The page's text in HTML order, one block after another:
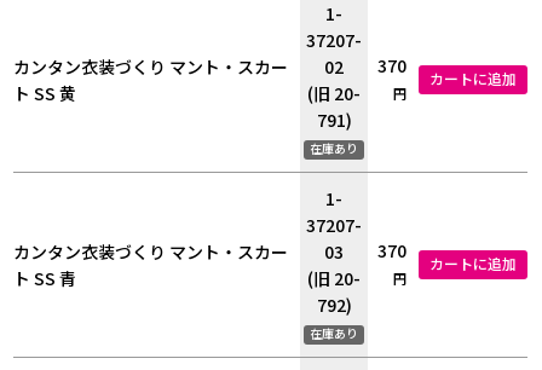
カンタン衣装づくり マント・スカー
ト SS 黄
1-
37207-
02
(旧 20-
791)
在庫あり
370
円
カートに追加
カンタン衣装づくり マント・スカー
ト SS 青
1-
37207-
03
(旧 20-
792)
在庫あり
370
円
カートに追加